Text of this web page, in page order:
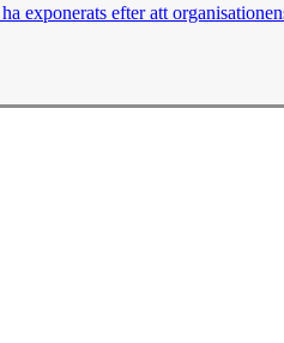
exponerats efter att